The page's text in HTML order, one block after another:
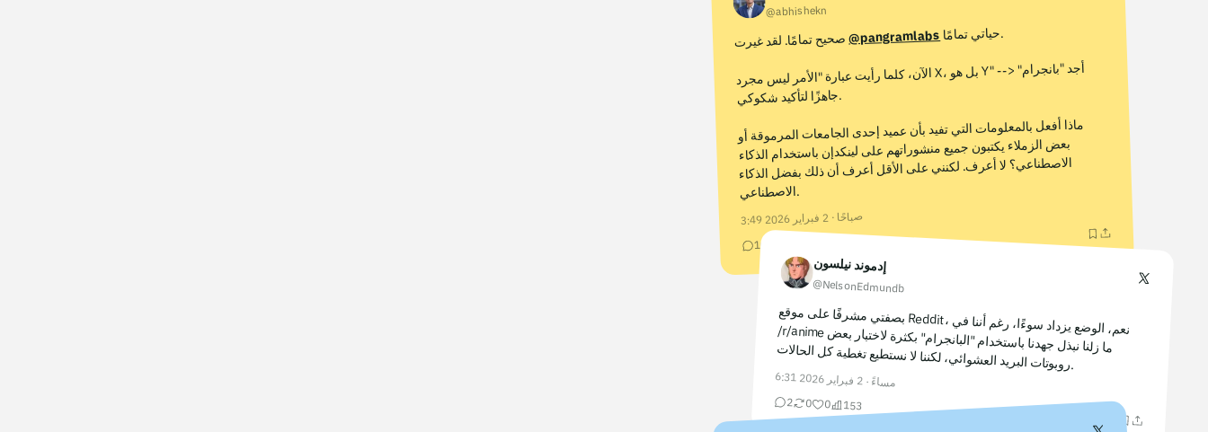
@abhishekn
صحيح تمامًا. لقد غيرت@pangramlabs.
X، بل هو Y" -->
أجد "بانجرام"
.
الاصطناعي.
3:49 صباحًا · 2 فبراير 2026
102
إدموند نيلسون
@NelsonEdmundb
بصفتي مشرفًا على موقع Reddit،
نعم، الوضع يزداد سوءًا، رغم أننا في
/r/anime
ما زلنا نبذل جهدنا باستخدام "البانجرام" بكثرة لاختبار بعض
روبوتات البريد العشوائي، لكننا لا نستطيع تغطية كل الحالات.
6:31 مساءً · 2 فبراير 2026
2 0 0 153